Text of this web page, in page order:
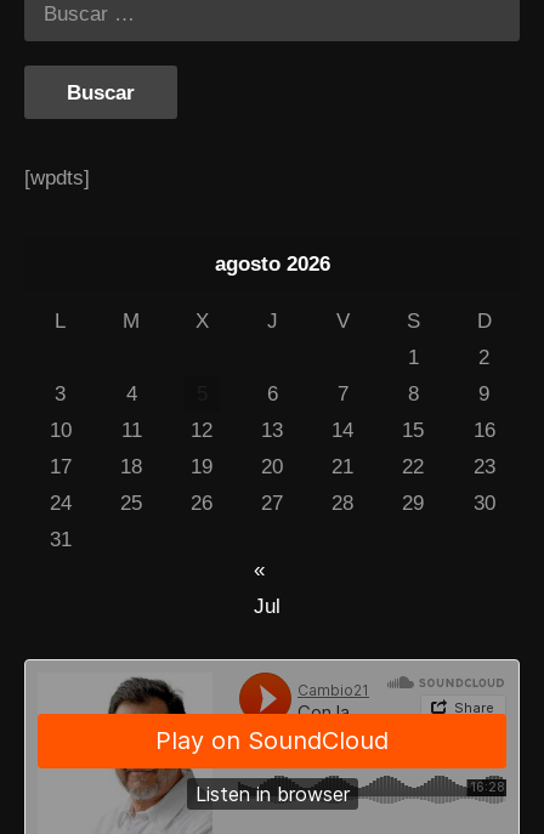
[wpdts]
agosto 2026
L M X J V S
D
1
2
3
4 6 7 8
9
10
11 12 13 14 15
16
17
18 19 20 21 22
23
24
25 26 27 28 29
30
31
«
Jul